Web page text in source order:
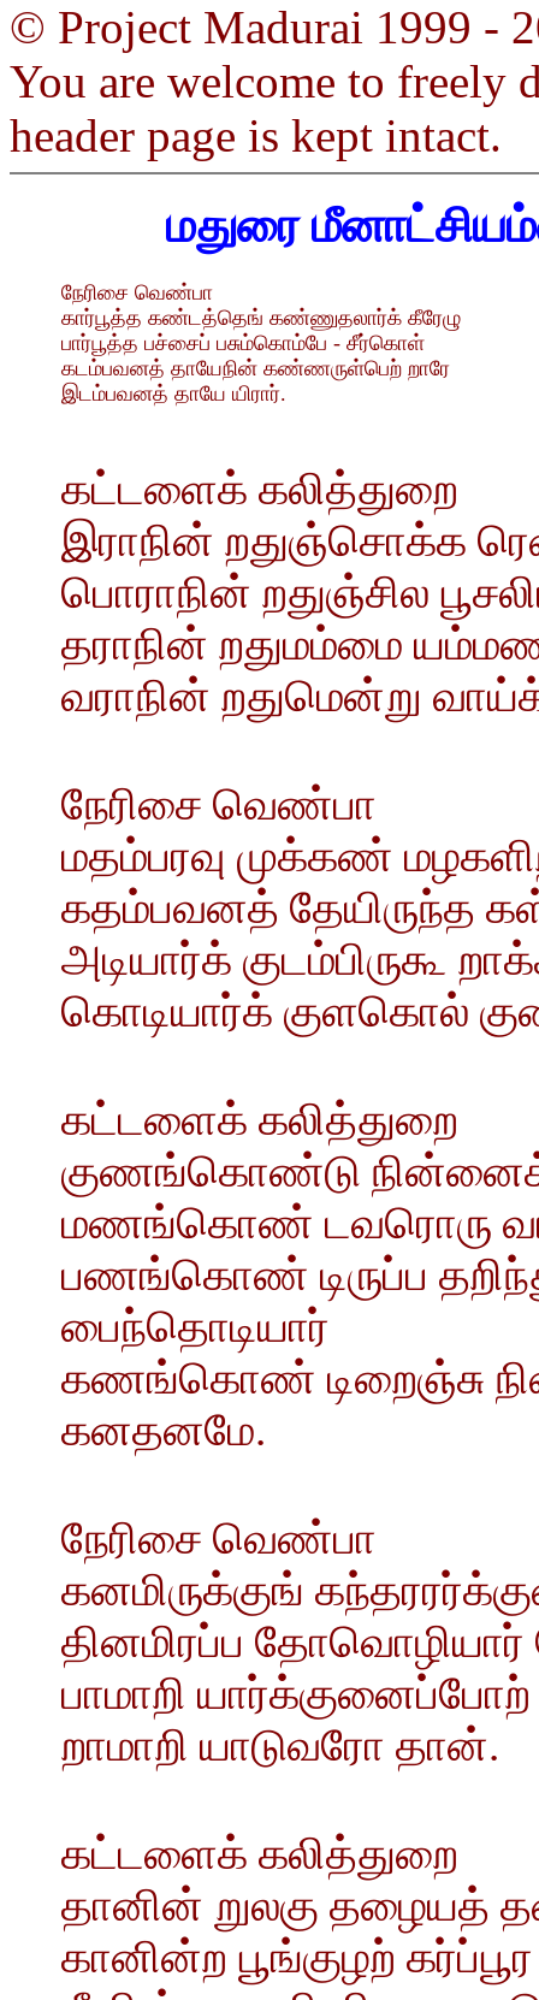
© Project Madurai 1999 -
You are welcome to freely
header page is kept intact.
மதுரை
நேரிசை வெண்பா
கார்பூத்த கண்டத்தெங் கண்ணுதலார்க் கீரேழு
பார்பூத்த பச்சைப் பசும்கொம்பே - சீர்கொள்
கடம்பவனத் தாயேநின் கண்ணருள்பெற் றாரே
இடம்பவனத் தாயே யிரார்.
கட்டளைக் கலித்துறை
இராநின் றதுஞ்சொக்க
பொராநின் றதுஞ்சில
தராநின் றதுமம்மை
வராநின் றதுமென்று
நேரிசை வெண்பா
மதம்பரவு முக்கண்
கதம்பவனத் தேயிருந்த
அடியார்க் குடம்பிருகூ
கொடியார்க் குளகொல்
கட்டளைக் கலித்துறை
குணங்கொண்டு நின்னைக்
மணங்கொண் டவரொரு
பணங்கொண் டிருப்ப
பைந்தொடியார்
கணங்கொண் டிறைஞ்சு
கனதனமே.
நேரிசை வெண்பா
கனமிருக்குங்
தினமிரப்ப
பாமாறி யார்க்குனைப்போற்
றாமாறி யாடுவரோ தான்.
கட்டளைக் கலித்துறை
தானின் றுலகு தழையத்
கானின்ற பூங்குழற்